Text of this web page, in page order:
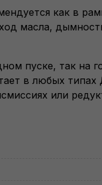
как в
масла,
пуске, так на
в любых
или